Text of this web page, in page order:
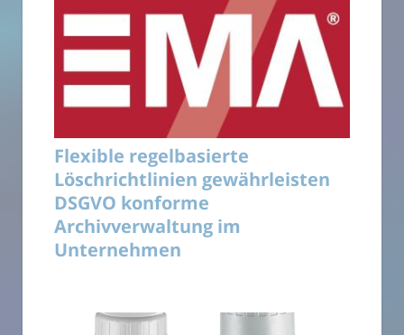
Flexible regelbasierte
Löschrichtlinien gewährleisten
DSGVO konforme
Archivverwaltung im
Unternehmen